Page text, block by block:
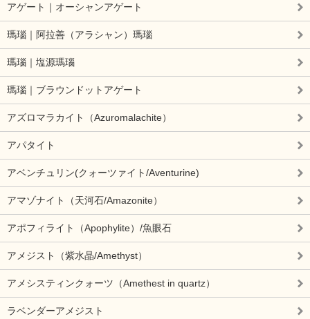
アゲート｜オーシャンアゲート
瑪瑙｜阿拉善（アラシャン）瑪瑙
瑪瑙｜塩源瑪瑙
瑪瑙｜ブラウンドットアゲート
アズロマラカイト（Azuromalachite）
アパタイト
アベンチュリン(クォーツァイト/Aventurine)
アマゾナイト（天河石/Amazonite）
アポフィライト（Apophylite）/魚眼石
アメジスト（紫水晶/Amethyst）
アメシスティンクォーツ（Amethest in quartz）
ラベンダーアメジスト